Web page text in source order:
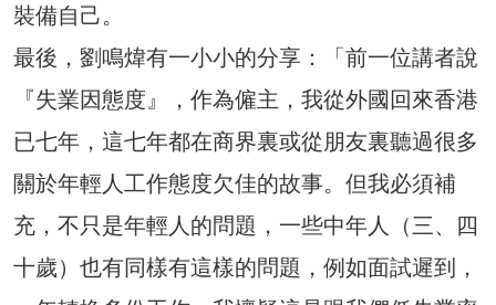
裝備自己。
最後，劉鳴煒有一小小的分享：「前一位講者說
『失業因態度』，作為僱主，我從外國回來香港
已七年，這七年都在商界裏或從朋友裏聽過很多
關於年輕人工作態度欠佳的故事。但我必須補
充，不只是年輕人的問題，一些中年人（三、四
十歲）也有同樣有這樣的問題，例如面試遲到，